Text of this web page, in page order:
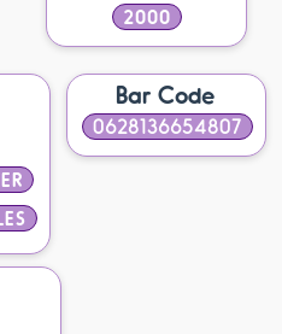
2000
Bar Code
0628136654807